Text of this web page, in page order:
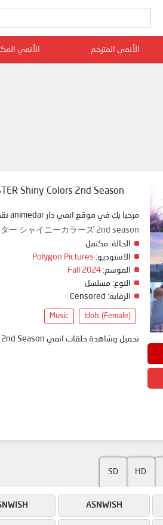
الأنمي المترجم الأنمي
Shiny Colors 2nd Season
مرحبا بك في موقع انمي دار animedar نقدم لك حلقات انمي The iDOLM@STER Shiny Colors 2nd Season مترجم عربي بجودة عالية على سرفرات متعددة, مشاهدة ممتعة
ー シャイニーカラーズ 2nd season
الحالة: مكتمل
الاستوديو: Polygon Pictures
الموسم: Fall 2024
النوع: مسلسل
الرقابة:
Idols (Female)
Music
تحميل وشاهدة حلقات انمي The iDOLM@STER Shiny Colors 2nd Season مترجم بعدة جودات على موقع انمي دار - animedar
HD
SD
ASNWISH